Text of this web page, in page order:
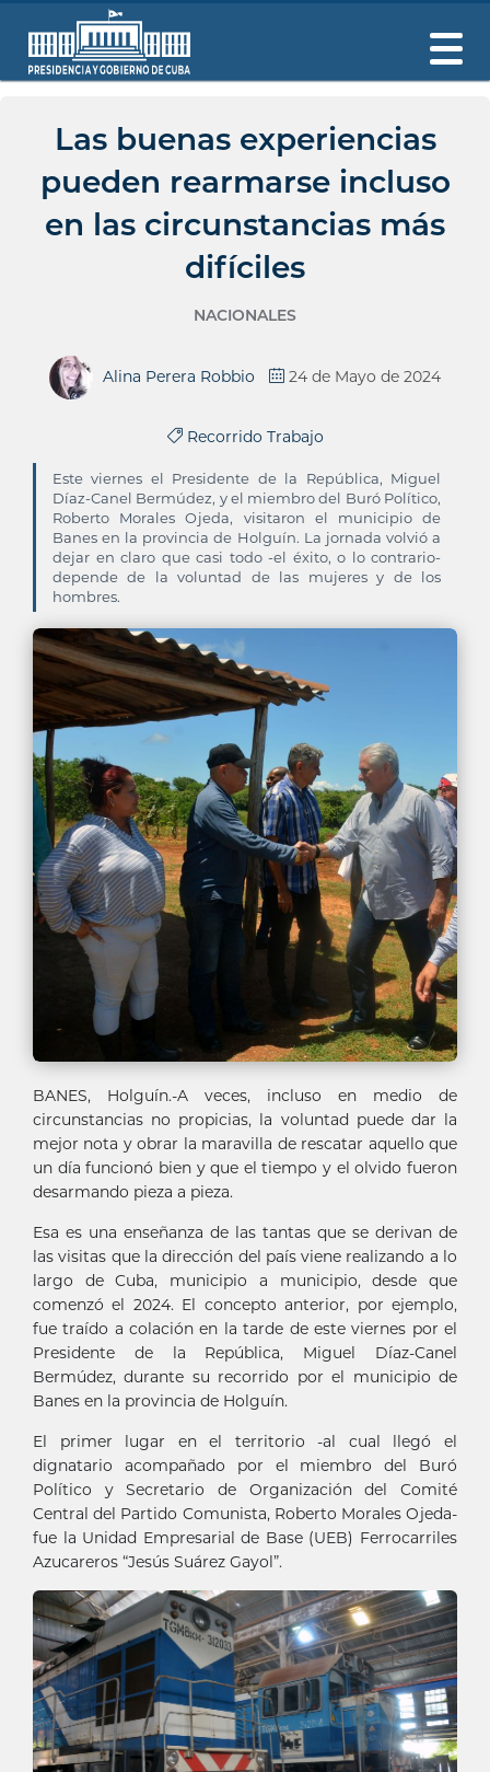
Las buenas experiencias
pueden rearmarse incluso
en las circunstancias más
difíciles
NACIONALES
Alina Perera Robbio 24 de Mayo de 2024
Recorrido Trabajo
Este viernes el Presidente de la República, Miguel
Díaz-Canel Bermúdez, y el miembro del Buró Político,
Roberto Morales Ojeda, visitaron el municipio de
Banes en la provincia de Holguín. La jornada volvió a
dejar en claro que casi todo -el éxito, o lo contrario-
depende de la voluntad de las mujeres y de los
hombres.
BANES, Holguín.-A veces, incluso en medio de
circunstancias no propicias, la voluntad puede dar la
mejor nota y obrar la maravilla de rescatar aquello que
un día funcionó bien y que el tiempo y el olvido fueron
desarmando pieza a pieza.
Esa es una enseñanza de las tantas que se derivan de
las visitas que la dirección del país viene realizando a lo
largo de Cuba, municipio a municipio, desde que
comenzó el 2024. El concepto anterior, por ejemplo,
fue traído a colación en la tarde de este viernes por el
Presidente de la República, Miguel Díaz-Canel
Bermúdez, durante su recorrido por el municipio de
Banes en la provincia de Holguín.
El primer lugar en el territorio -al cual llegó el
dignatario acompañado por el miembro del Buró
Político y Secretario de Organización del Comité
Central del Partido Comunista, Roberto Morales Ojeda-
fue la Unidad Empresarial de Base (UEB) Ferrocarriles
Azucareros “Jesús Suárez Gayol”.